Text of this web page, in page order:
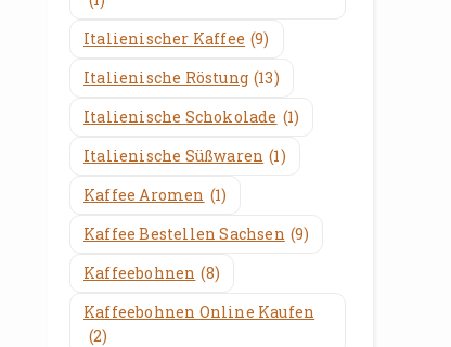
Italienischer Kaffee (9)
Italienische Röstung (13)
Italienische Schokolade (1)
Italienische Süßwaren (1)
Kaffee Aromen (1)
Kaffee Bestellen Sachsen (9)
Kaffeebohnen (8)
Kaffeebohnen Online Kaufen
(2)